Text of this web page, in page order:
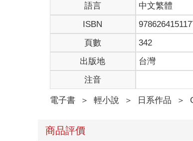
語言 中文繁體
ISBN
頁數
342
出版地
台灣
注音
電子書 ＞ 輕小說 ＞ 日系作品 ＞
商品評價